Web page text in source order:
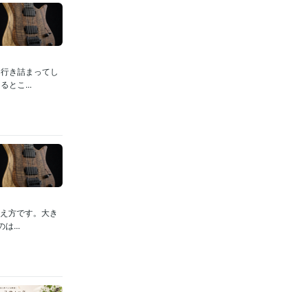
き詰まってし
とこ...
方です。大き
は...